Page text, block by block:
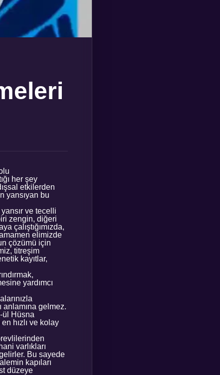
her şey
etkilerden
yansıyan bu
ve tecelli
zengin, diğeri
çalıştığımızda,
elimizde
çözümü için
titreşim
kayıtlar,
yardımcı
gelmez.
ül Hüsna
hızlı ve kolay
varlıkları
Bu sayede
kapıları
düzeye